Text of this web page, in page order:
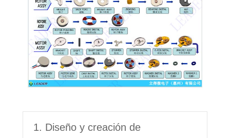
1. Diseño y creación de